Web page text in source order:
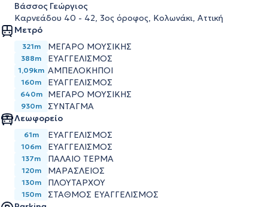
Βάσσος Γεώργιος
Καρνεάδου 40 - 42, 3ος όροφος, Κολωνάκι, Αττική
Μετρό
321m ΜΕΓΑΡΟ ΜΟΥΣΙΚΗΣ
388m ΕΥΑΓΓΕΛΙΣΜΟΣ
1,09km ΑΜΠΕΛΟΚΗΠΟΙ
160m ΕΥΑΓΓΕΛΙΣΜΌΣ
640m ΜΈΓΑΡΟ ΜΟΥΣΙΚΉΣ
930m
ΣΎΝΤΑΓΜΑ
Λεωφορείο
61m ΕΥΑΓΓΕΛΙΣΜΟΣ
106m ΕΥΑΓΓΕΛΙΣΜΟΣ
137m ΠΑΛΑΙΟ ΤΕΡΜΑ
120m ΜΑΡΑΣΛΕΙΟΣ
130m ΠΛΟΥΤΑΡΧΟΥ
150m
ΣΤΑΘΜΟΣ ΕΥΑΓΓΕΛΙΣΜΟΣ